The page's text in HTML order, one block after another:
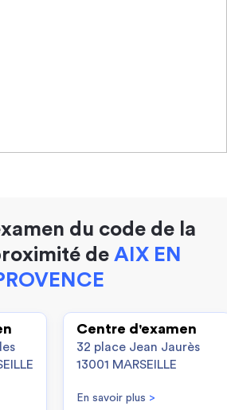
du code de la
de AIX EN
Centre d'examen
32 place Jean Jaurès
13001 MARSEILLE
En savoir plus >